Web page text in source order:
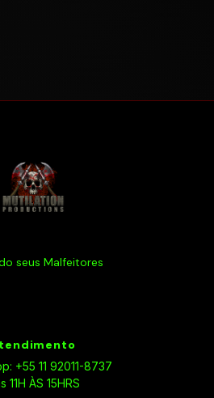
seus Malfeitores
+55 11 92011-8737
11H ÀS 15HRS